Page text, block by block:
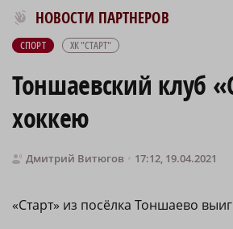
НОВОСТИ ПАРТНЕРОВ
Новости МирТесен
СПОРТ ХК "СТАРТ"
Тоншаевский клуб
хоккею
Дмитрий Витюгов 17:12, 19.04.2021
«Старт» из посёлка Тоншаево